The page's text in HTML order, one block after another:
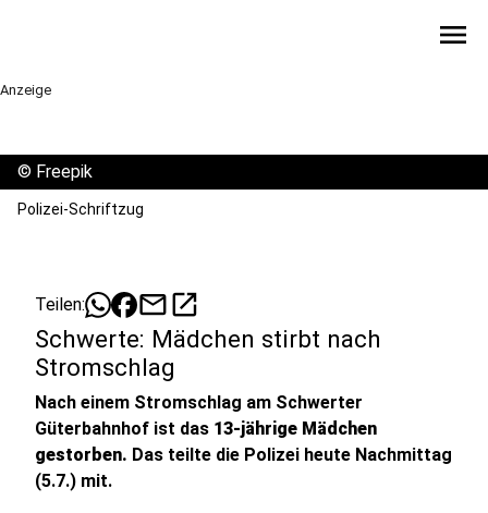
menu
Anzeige
© Freepik
Polizei-Schriftzug
Teilen: mailopen_in_new
Schwerte: Mädchen stirbt nach
Stromschlag
Nach einem Stromschlag am Schwerter
Güterbahnhof ist das 13-jährige Mädchen
gestorben. Das teilte die Polizei heute Nachmittag
(5.7.) mit.